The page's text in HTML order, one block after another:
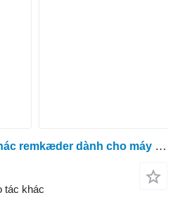
Các bộ phận thao tác khác remkæder dành cho máy thu hoạch cà rốt ASA Asa Lift
tác khác